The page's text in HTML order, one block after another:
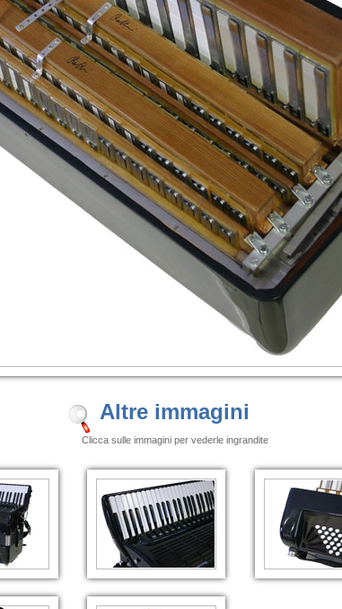
Altre immagini
Clicca sulle immagini per vederle ingrandite